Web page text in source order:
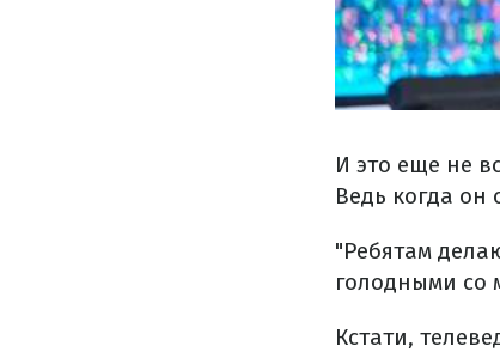
И это еще не
Ведь когда он
"Ребятам
голодными со
Кстати,